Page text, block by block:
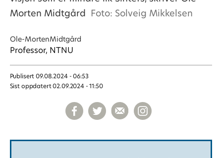
Morten Midtgård Foto: Solveig Mikkelsen
Ole-MortenMidtgård
Professor, NTNU
Publisert
09.08.2024 - 06:53
Sist oppdatert
02.09.2024 - 11:50